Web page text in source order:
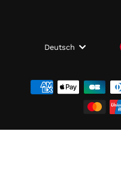
SPRACHE
Deutsch